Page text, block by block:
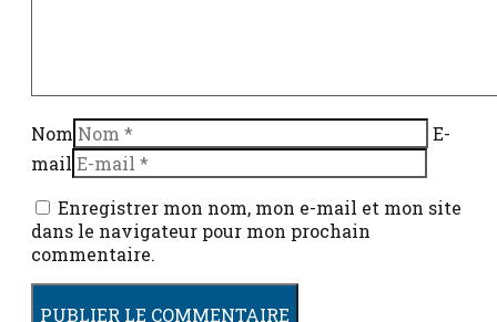
Nom
E-
mail
Enregistrer mon nom, mon e-mail et mon site
dans le navigateur pour mon prochain
commentaire.